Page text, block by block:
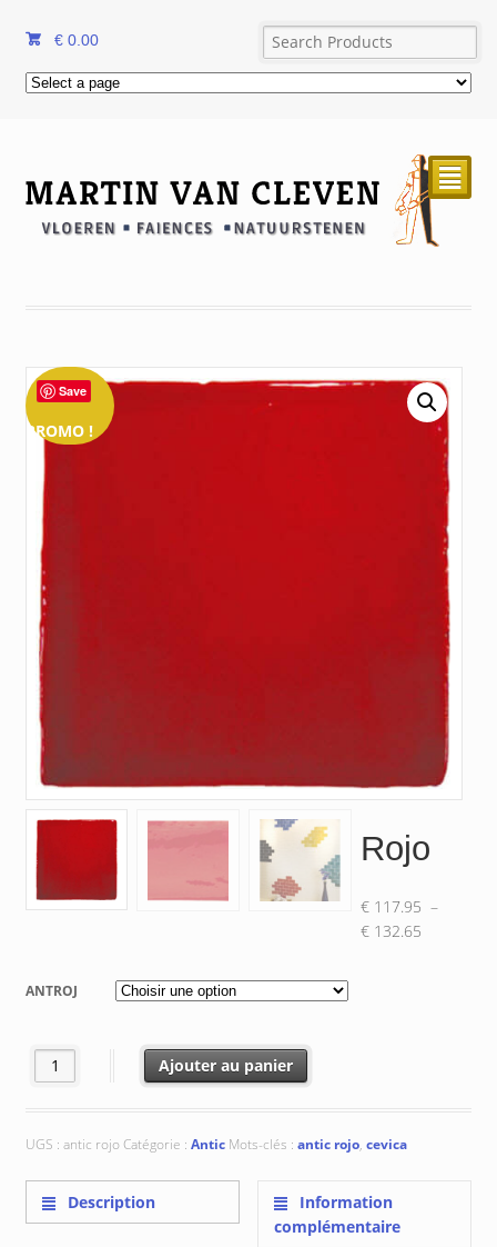
€ 0.00
²
PROMO !
Save
Rojo
€117.95 –
€132.65Plage
ANTROJ
quantité de Rojo Ajouter au panier
UGS : antic rojoCatégorie : Antic Mots-clés : antic rojo, cevica
Description
Information
complémentaire